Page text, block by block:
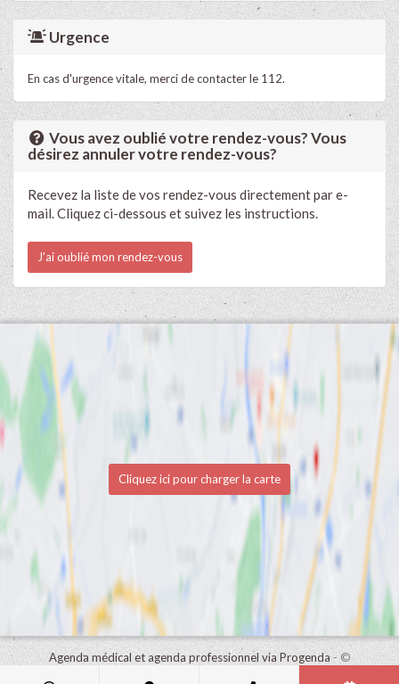
Urgence
En cas d'urgence vitale, merci de contacter le 112.
Vous avez oublié votre rendez-vous? Vous
désirez annuler votre rendez-vous?
Recevez la liste de vos rendez-vous directement par e-
mail. Cliquez ci-dessous et suivez les instructions.
J'ai oublié mon rendez-vous
Cliquez ici pour charger la carte
Agenda médical et agenda professionnel via Progenda - ©